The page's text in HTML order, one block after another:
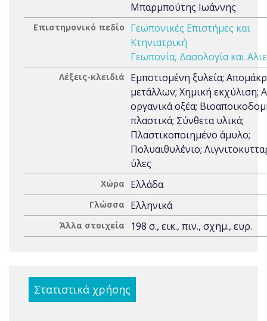
Μπαρμπούτης Ιωάννης
Επιστημονικό πεδίο
Γεωπονικές Επιστήμες και
Κτηνιατρική
Γεωπονία, Δασολογία και
Λέξεις-κλειδιά
Εμποτισμένη ξυλεία;
μετάλλων; Χημική εκχύλιση;
οργανικά οξέα;
πλαστικά; Σύνθετα υλικά;
Πλαστικοποιημένο άμυλο;
Πολυαιθυλένιο;
ύλες
Χώρα Ελλάδα
Γλώσσα Ελληνικά
Άλλα στοιχεία 198 σ., εικ., πιν., σχημ., ευρ.
Στατιστικά χρήσης